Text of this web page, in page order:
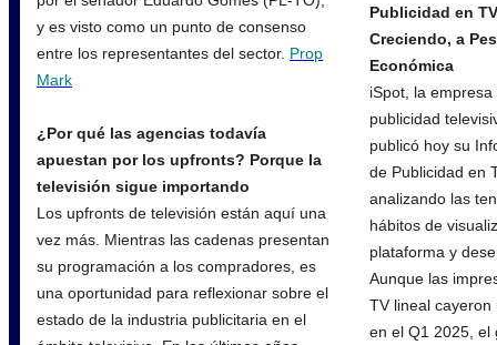
y es visto como un punto de consenso
entre los representantes del sector. Prop
Mark
¿Por qué las agencias todavía
apuestan por los upfronts? Porque la
televisión sigue importando
Los upfronts de televisión están aquí una
vez más. Mientras las cadenas presentan
su programación a los compradores, es
una oportunidad para reflexionar sobre el
estado de la industria publicitaria en el
Publicidad en
Creciendo, a
Económica
iSpot, la
publicidad
publicó hoy su
de Publicidad en
analizando las
hábitos de
plataforma y
Aunque las
TV lineal cayeron
en el Q1 2025, el